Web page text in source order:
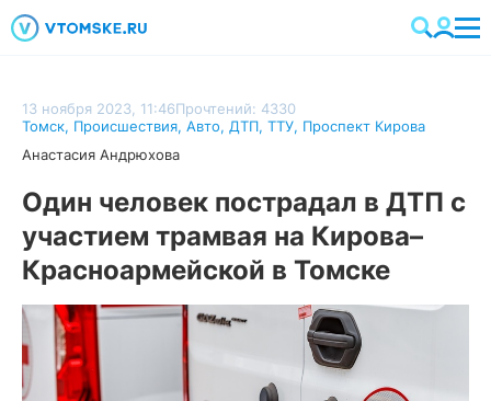
13 ноября 2023, 11:46Прочтений: 4330
Томск, Происшествия, Авто, ДТП, ТТУ, Проспект Кирова
Анастасия Андрюхова
Один человек пострадал в ДТП с
участием трамвая на Кирова–
Красноармейской в Томске